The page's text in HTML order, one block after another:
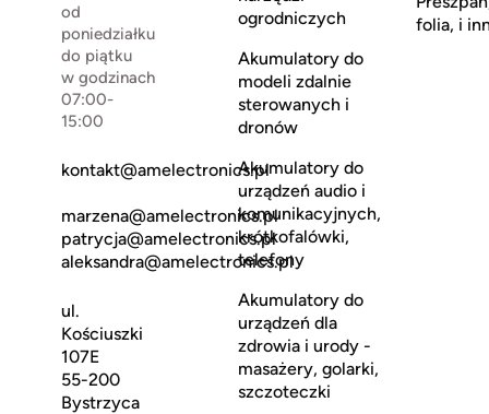
od
poniedziałku
do piątku
w godzinach
07:00-
15:00
kontakt@amelectronics.pl
marzena@amelectronics.pl
patrycja@amelectronics.pl
aleksandra@amelectronics.pl
ul.
Kościuszki
107E
55-200
Bystrzyca
ogrodniczych
Akumulatory do
modeli zdalnie
sterowanych i
dronów
Akumulatory do
urządzeń audio i
komunikacyjnych,
krótkofalówki,
telefony
Akumulatory do
urządzeń dla
zdrowia i urody -
masażery, golarki,
szczoteczki
folia, i